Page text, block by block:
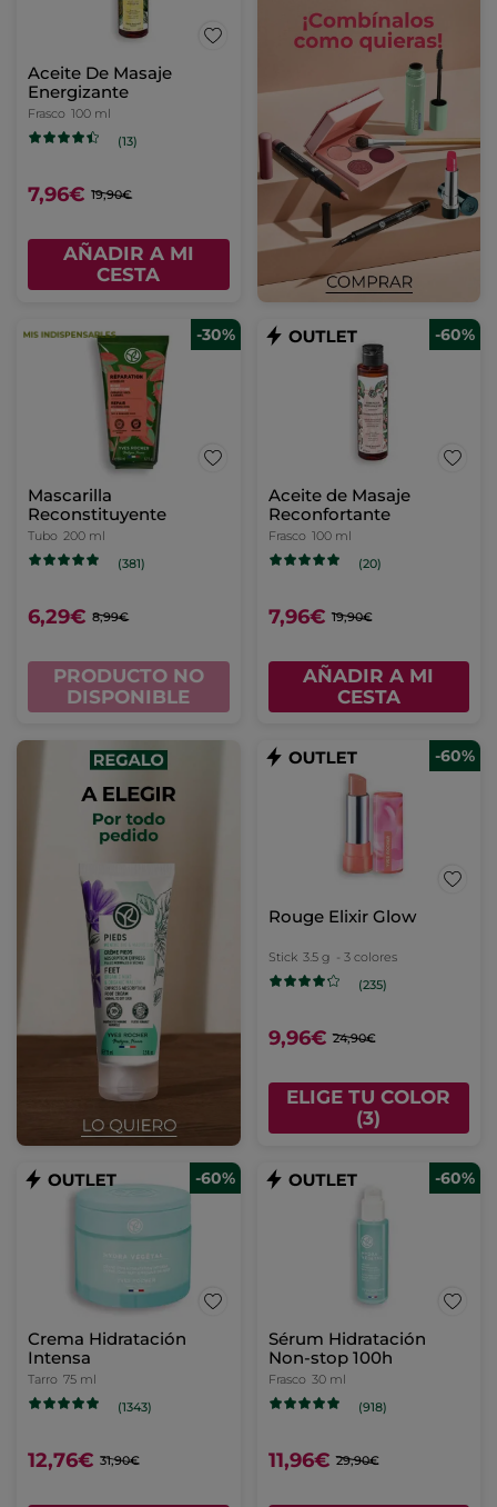
Aceite De Masaje
Energizante
Frasco 100 ml
(13)
7,96€ 19,90€
AÑADIR A MI
CESTA
-30%
Mascarilla
Reconstituyente
Tubo 200 ml
(381)
6,29€ 8,99€
PRODUCTO NO
DISPONIBLE
-60%
Aceite de Masaje
Reconfortante
Frasco 100 ml
(20)
7,96€ 19,90€
AÑADIR A MI
CESTA
-60%
Rouge Elixir Glow
Stick 3.5 g - 3 colores
(235)
9,96€ 24,90€
ELIGE TU COLOR
(3)
-60%
Crema Hidratación
Intensa
Tarro 75 ml
(1343)
12,76€ 31,90€
-60%
Sérum Hidratación
Non-stop 100h
Frasco 30 ml
(918)
11,96€ 29,90€